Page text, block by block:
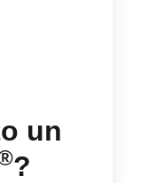
un
?